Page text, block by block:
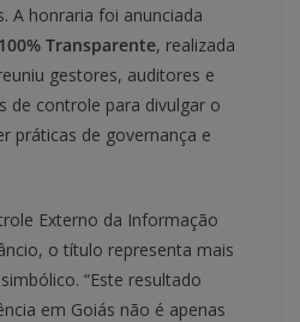
A honraria foi anunciada
Transparente, realizada
gestores, auditores e
de controle para divulgar o
práticas de governança e
Externo da Informação
o título representa mais
“Este resultado
em Goiás não é apenas